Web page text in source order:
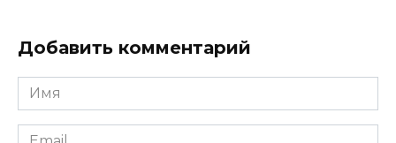
Добавить комментарий
Имя
*
Email